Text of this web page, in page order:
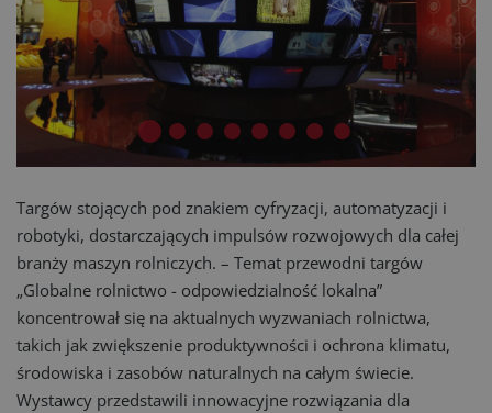
Targów stojących pod znakiem cyfryzacji, automatyzacji i
robotyki, dostarczających impulsów rozwojowych dla całej
branży maszyn rolniczych. – Temat przewodni targów
„Globalne rolnictwo - odpowiedzialność lokalna”
koncentrował się na aktualnych wyzwaniach rolnictwa,
takich jak zwiększenie produktywności i ochrona klimatu,
środowiska i zasobów naturalnych na całym świecie.
Wystawcy przedstawili innowacyjne rozwiązania dla